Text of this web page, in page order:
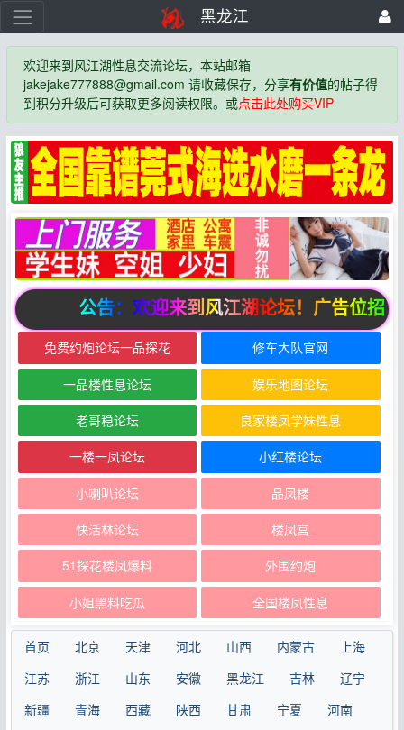
黑龙江
欢迎来到风江湖性息交流论坛，本站邮箱
jakejake777888@gmail.com 请收藏保存，分享有价值的帖子得
到积分升级后可获取更多阅读权限。或点击此处购买VIP
公告：欢迎来到风江湖论坛！广告位招商
免费约炮论坛一品探花 修车大队官网
一品楼性息论坛 娱乐地图论坛
老哥稳论坛 良家楼凤学妹性息
一楼一凤论坛 小红楼论坛
小喇叭论坛 品凤楼
快活林论坛 楼凤宫
51探花楼凤爆料 外围约炮
小姐黑料吃瓜 全国楼凤性息
首页 北京 天津 河北 山西 内蒙古
上海
江苏
浙江 山东 安徽 黑龙江 吉林
辽宁
新疆
青海 西藏 陕西 甘肃 宁夏
河南